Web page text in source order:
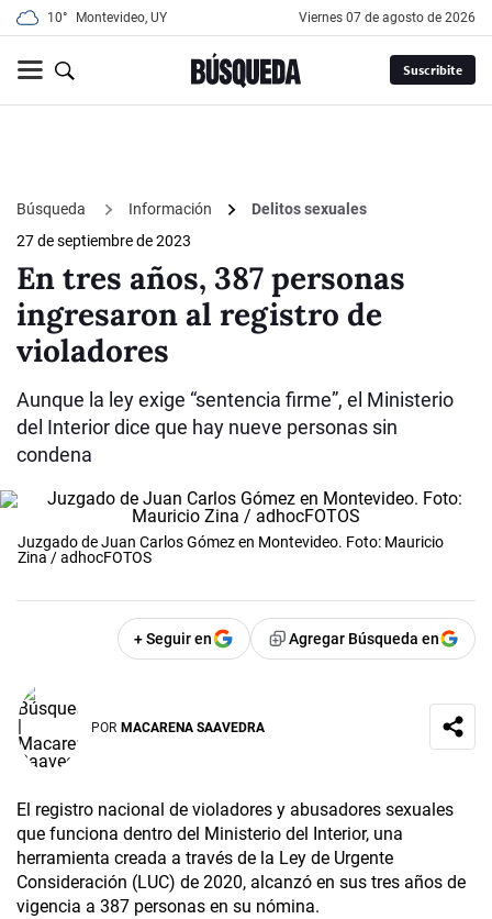
10° Montevideo, UY viernes 07 de agosto de 2026
Suscribite
Búsqueda Información
Delitos sexuales
27 de septiembre de 2023
En tres años, 387 personas
ingresaron al registro de
violadores
Aunque la ley exige “sentencia firme”, el Ministerio
del Interior dice que hay nueve personas sin
condena
Juzgado de Juan Carlos Gómez en Montevideo. Foto: Mauricio
Zina / adhocFOTOS
+ Seguir en Agregar Búsqueda en
POR MACARENA SAAVEDRA
El registro nacional de violadores y abusadores sexuales
que funciona dentro del Ministerio del Interior, una
herramienta creada a través de la Ley de Urgente
Consideración (LUC) de 2020, alcanzó en sus tres años de
vigencia a 387 personas en su nómina.